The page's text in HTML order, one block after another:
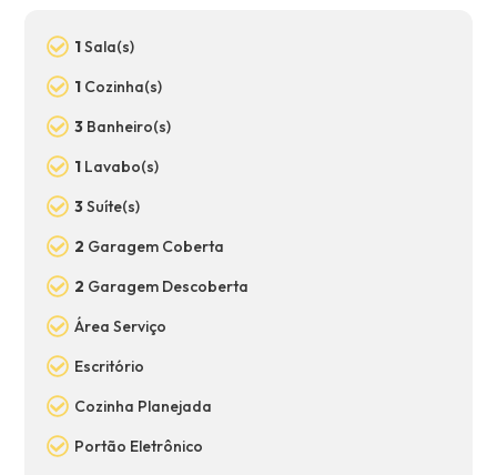
1Sala(s)
1 Cozinha(s)
3 Banheiro(s)
1 Lavabo(s)
3Suíte(s)
2 Garagem Coberta
2 Garagem Descoberta
Área Serviço
Escritório
Cozinha Planejada
Portão Eletrônico